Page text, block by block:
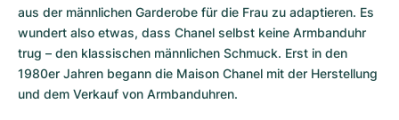
aus der männlichen Garderobe für die Frau zu adaptieren. Es
wundert also etwas, dass Chanel selbst keine Armbanduhr
trug – den klassischen männlichen Schmuck. Erst in den
1980er Jahren begann die Maison Chanel mit der Herstellung
und dem Verkauf von Armbanduhren.